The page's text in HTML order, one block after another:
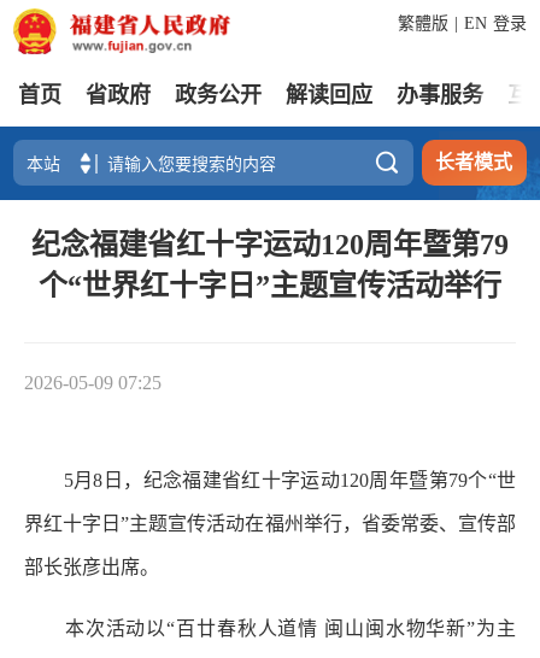
登录
繁體版 EN
首页 省政府 政务公开 解读回应 办事服务 互
 长者模式
纪念福建省红十字运动120周年暨第79
个“世界红十字日”主题宣传活动举行
2026-05-09 07:25
5月8日，纪念福建省红十字运动120周年暨第79个“世
界红十字日”主题宣传活动在福州举行，省委常委、宣传部
部长张彦出席。
本次活动以“百廿春秋人道情 闽山闽水物华新”为主